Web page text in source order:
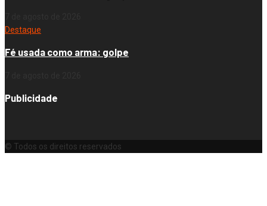
Destaque
Fé usada como arma: golpe
Publicidade
© Todos os direitos reservados